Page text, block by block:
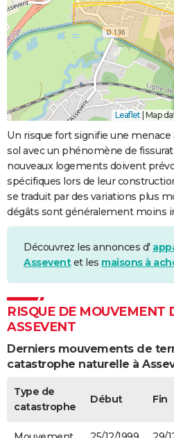
Leaflet | Map
Un risque fort signifie une
sol avec un phénomène de
nouveaux logements doivent
spécifiques lors de leur
se traduit par des variations plus
dégâts sont généralement moins
Découvrez les annonces d'
Asseventet les maisons à
RISQUE DE MOUVEMENT
ASSEVENT
Derniers mouvements de
catastrophe naturelle à
Type de
catastrophe
Début Fin